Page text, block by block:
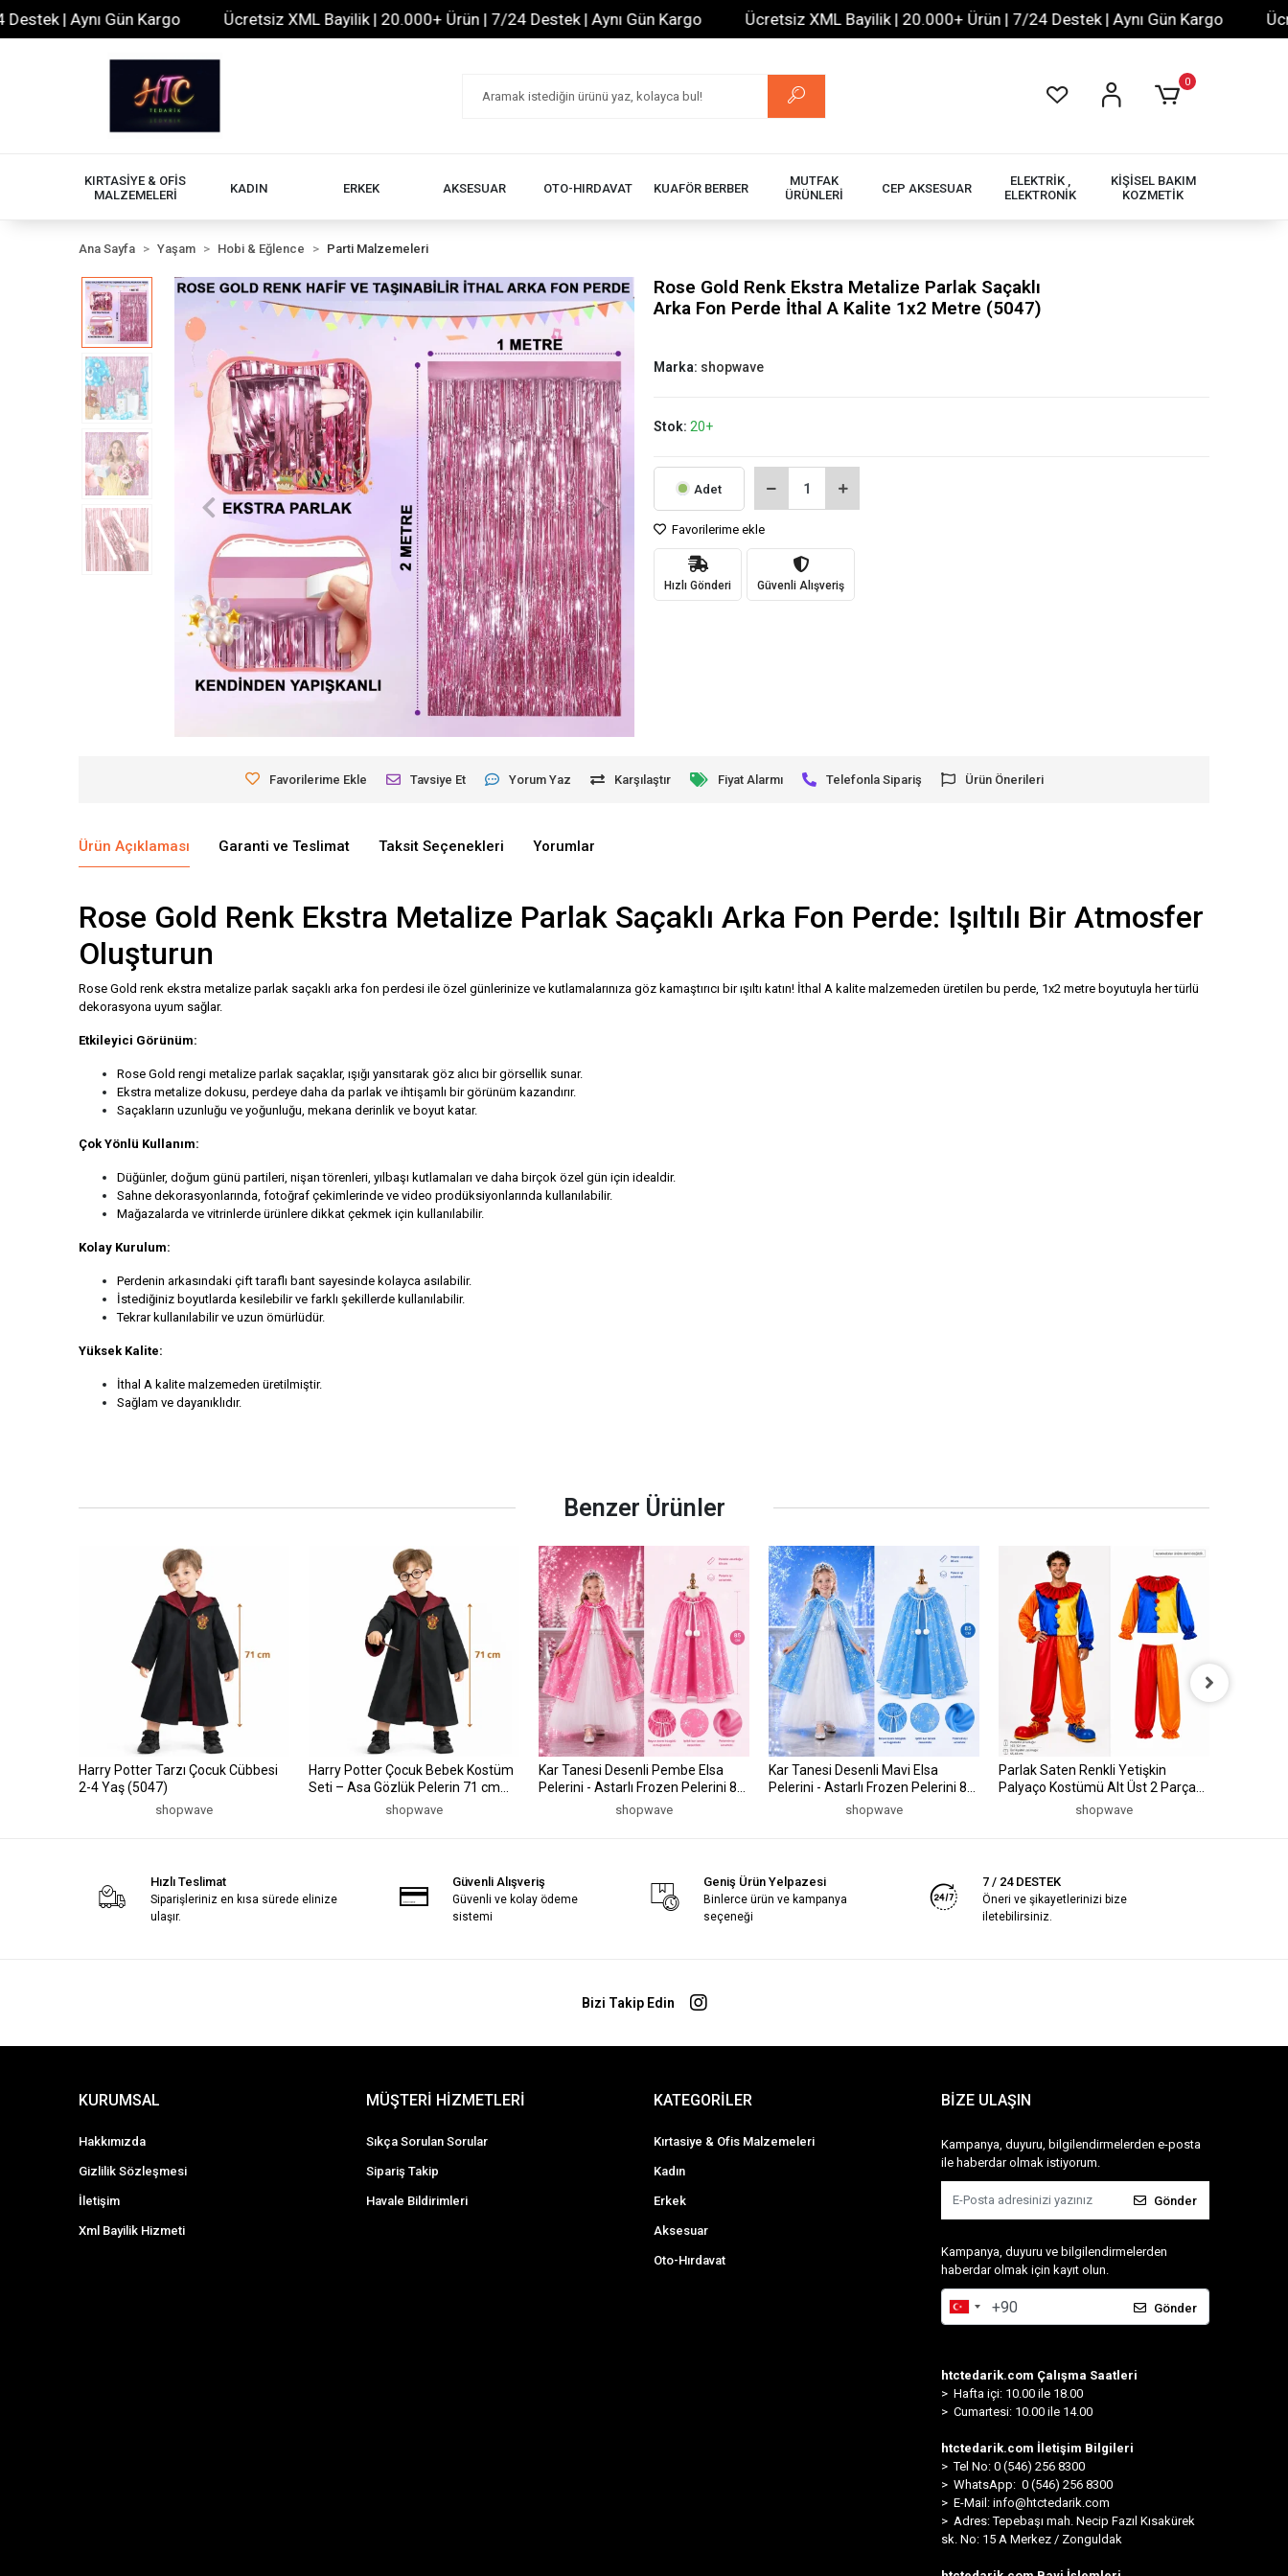
| Aynı Gün Kargo Ücretsiz XML Bayilik | 20.000+ Ürün | 7/24 Destek | Aynı Gün Kargo Ücretsiz XML Bayilik | 20.000+ Ürün | 7/24 Destek | Aynı Gün Kargo Ücretsiz
0
KIRTASİYE & OFİS
MALZEMELERİ
KADIN ERKEK AKSESUAR OTO-HIRDAVAT KUAFÖR BERBER
MUTFAK
ÜRÜNLERİ
CEP AKSESUAR
ELEKTRİK ,
ELEKTRONİK
KİŞİSEL BAKIM
KOZMETİK
Ana Sayfa Yaşam Hobi & Eğlence Parti Malzemeleri
Rose Gold Renk Ekstra Metalize Parlak Saçaklı
Arka Fon Perde İthal A Kalite 1x2 Metre (5047)
Marka: shopwave
Stok: 20+
Adet
Favorilerime ekle
Hızlı Gönderi Güvenli Alışveriş
Favorilerime Ekle Tavsiye Et Yorum Yaz Karşılaştır Fiyat Alarmı Telefonla Sipariş Ürün Önerileri
Ürün Açıklaması Garanti ve Teslimat Taksit Seçenekleri Yorumlar
Rose Gold Renk Ekstra Metalize Parlak Saçaklı Arka Fon Perde: Işıltılı Bir Atmosfer
Oluşturun
Rose Gold renk ekstra metalize parlak saçaklı arka fon perdesi ile özel günlerinize ve kutlamalarınıza göz kamaştırıcı bir ışıltı katın! İthal A kalite malzemeden üretilen bu perde, 1x2 metre boyutuyla her türlü
dekorasyona uyum sağlar.
Etkileyici Görünüm:
Rose Gold rengi metalize parlak saçaklar, ışığı yansıtarak göz alıcı bir görsellik sunar.
Ekstra metalize dokusu, perdeye daha da parlak ve ihtişamlı bir görünüm kazandırır.
Saçakların uzunluğu ve yoğunluğu, mekana derinlik ve boyut katar.
Çok Yönlü Kullanım:
Düğünler, doğum günü partileri, nişan törenleri, yılbaşı kutlamaları ve daha birçok özel gün için idealdir.
Sahne dekorasyonlarında, fotoğraf çekimlerinde ve video prodüksiyonlarında kullanılabilir.
Mağazalarda ve vitrinlerde ürünlere dikkat çekmek için kullanılabilir.
Kolay Kurulum:
Perdenin arkasındaki çift taraflı bant sayesinde kolayca asılabilir.
İstediğiniz boyutlarda kesilebilir ve farklı şekillerde kullanılabilir.
Tekrar kullanılabilir ve uzun ömürlüdür.
Yüksek Kalite:
İthal A kalite malzemeden üretilmiştir.
Sağlam ve dayanıklıdır.
Benzer Ürünler
Harry Potter Tarzı Çocuk Cübbesi
2-4 Yaş (5047)
shopwave
Harry Potter Çocuk Bebek Kostüm
Seti – Asa Gözlük Pelerin 71 cm
(2-4 Yaş) (5047)shopwave
Kar Tanesi Desenli Pembe Elsa
Pelerini - Astarlı Frozen Pelerini 85
shopwave
Kar Tanesi Desenli Mavi Elsa
Pelerini - Astarlı Frozen Pelerini 85
shopwave
Parlak Saten Renkli Yetişkin
Palyaço Kostümü Alt Üst 2 Parça
shopwave
Hızlı Teslimat
Siparişleriniz en kısa sürede elinize
ulaşır.
Güvenli Alışveriş
Güvenli ve kolay ödeme
sistemi
Geniş Ürün Yelpazesi
Binlerce ürün ve kampanya
seçeneği
7 / 24 DESTEK
Öneri ve şikayetlerinizi bize
iletebilirsiniz.
Bizi Takip Edin
KURUMSAL
Hakkımızda
Gizlilik Sözleşmesi
İletişim
Xml Bayilik Hizmeti
MÜŞTERİ HİZMETLERİ
Sıkça Sorulan Sorular
Sipariş Takip
Havale Bildirimleri
KATEGORİLER
Kırtasiye & Ofis Malzemeleri
Kadın
Erkek
Aksesuar
Oto-Hırdavat
BİZE ULAŞIN
Kampanya, duyuru, bilgilendirmelerden e-posta
ile haberdar olmak istiyorum.
Gönder
Kampanya, duyuru ve bilgilendirmelerden
haberdar olmak için kayıt olun.
Gönder
htctedarik.com Çalışma Saatleri
> Hafta içi: 10.00 ile 18.00
> Cumartesi: 10.00 ile 14.00
htctedarik.com İletişim Bilgileri
> Tel No: 0 (546) 256 8300
> WhatsApp: 0 (546) 256 8300
> E-Mail: info@htctedarik.com
> Adres: Tepebaşı mah. Necip Fazıl Kısakürek
sk. No: 15 A Merkez / Zonguldak